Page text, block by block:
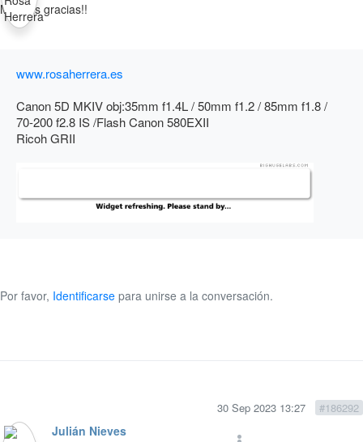
Muchas gracias!!
www.rosaherrera.es
Canon 5D MKIV obj:35mm f1.4L / 50mm f1.2 / 85mm f1.8 /
70-200 f2.8 IS /Flash Canon 580EXII
Ricoh GRII
Por favor, Identificarse para unirse a la conversación.
30 Sep 2023 13:27 #186292
Julián Nieves